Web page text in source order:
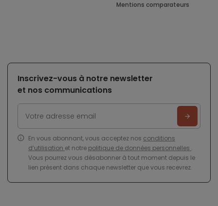
Mentions comparateurs
Inscrivez-vous à notre newsletter
et nos communications
En vous abonnant, vous acceptez nos conditions
d’utilisation et notre politique de données personnelles .
Vous pourrez vous désabonner à tout moment depuis le
lien présent dans chaque newsletter que vous recevrez.